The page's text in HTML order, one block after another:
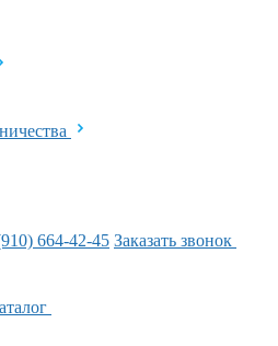
664-42-45 Заказать звонок